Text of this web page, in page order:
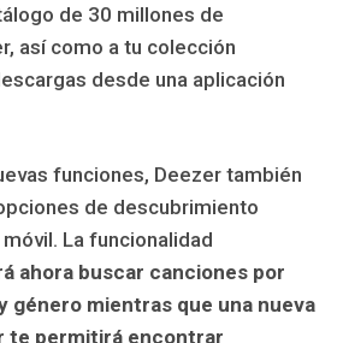
de 30 millones de
así como a tu colección
desde una aplicación
funciones, Deezer también
de descubrimiento
La funcionalidad
ahora buscar canciones por
género mientras que una nueva
te permitirá encontrar